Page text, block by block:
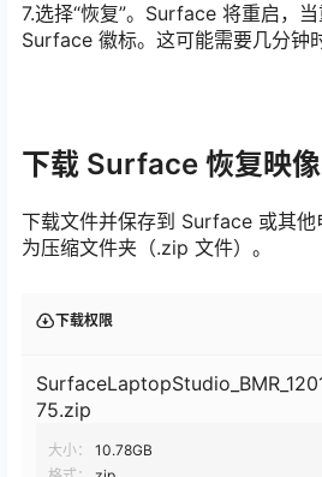
7.选择“恢复”。Surface 将重启，
Surface 徽标。这可能需要几分钟
下载 Surface 恢复映像
下载文件并保存到 Surface 或其
为压缩文件夹（.zip 文件）。
下载权限
75.zip
大小：
10.78GB